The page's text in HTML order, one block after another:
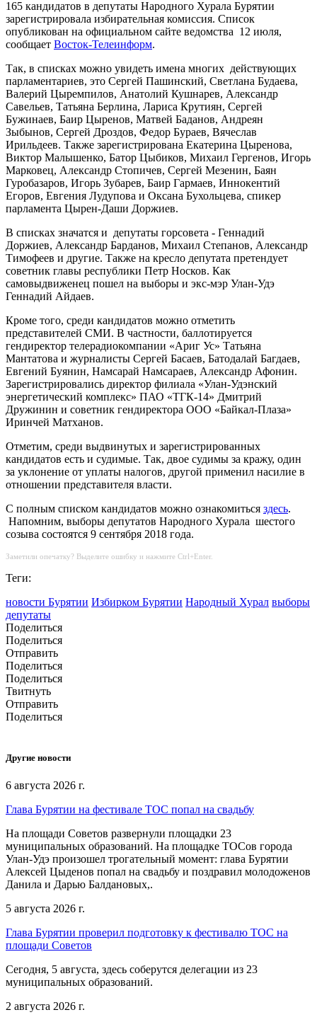
165 кандидатов в депутаты Народного Хурала Бурятии
зарегистрировала избирательная комиссия. Список
опубликован на официальном сайте ведомства 12 июля,
сообщает Восток-Телеинформ.
Так, в списках можно увидеть имена многих действующих
парламентариев, это Сергей Пашинский, Светлана Будаева,
Валерий Цыремпилов, Анатолий Кушнарев, Александр
Савельев, Татьяна Берлина, Лариса Крутиян, Сергей
Бужинаев, Баир Цыренов, Матвей Баданов, Андреян
Зыбынов, Сергей Дроздов, Федор Бураев, Вячеслав
Ирильдеев. Также зарегистрирована Екатерина Цыренова,
Виктор Малышенко, Батор Цыбиков, Михаил Гергенов, Игорь
Марковец, Александр Стопичев, Сергей Мезенин, Баян
Гуробазаров, Игорь Зубарев, Баир Гармаев, Иннокентий
Егоров, Евгения Лудупова и Оксана Бухольцева, спикер
парламента Цырен-Даши Доржиев.
В списках значатся и депутаты горсовета - Геннадий
Доржиев, Александр Барданов, Михаил Степанов, Александр
Тимофеев и другие. Также на кресло депутата претендует
советник главы республики Петр Носков. Как
самовыдвиженец пошел на выборы и экс-мэр Улан-Удэ
Геннадий Айдаев.
Кроме того, среди кандидатов можно отметить
представителей СМИ. В частности, баллотируется
гендиректор телерадиокомпании «Ариг Ус» Татьяна
Мантатова и журналисты Сергей Басаев, Батодалай Багдаев,
Евгений Буянин, Намсарай Намсараев, Александр Афонин.
Зарегистрировались директор филиала «Улан-Удэнский
энергетический комплекс» ПАО «ТГК-14» Дмитрий
Дружинин и советник гендиректора ООО «Байкал-Плаза»
Иринчей Матханов.
Отметим, среди выдвинутых и зарегистрированных
кандидатов есть и судимые. Так, двое судимы за кражу, один
за уклонение от уплаты налогов, другой применил насилие в
отношении представителя власти.
С полным списком кандидатов можно ознакомиться здесь.
Напомним, выборы депутатов Народного Хурала шестого
созыва состоятся 9 сентября 2018 года.
Заметили опечатку? Выделите ошибку и нажмите Ctrl+Enter.
Теги:
новости Бурятии Избирком Бурятии Народный Хурал выборы
депутаты
Поделиться
Поделиться
Отправить
Поделиться
Поделиться
Твитнуть
Отправить
Поделиться
Другие новости
6 августа 2026 г.
Глава Бурятии на фестивале ТОС попал на свадьбу
На площади Советов развернули площадки 23
муниципальных образований. На площадке ТОСов города
Улан-Удэ произошел трогательный момент: глава Бурятии
Алексей Цыденов попал на свадьбу и поздравил молодоженов
Данила и Дарью Балдановых,.
5 августа 2026 г.
Глава Бурятии проверил подготовку к фестивалю ТОС на
площади Советов
Сегодня, 5 августа, здесь соберутся делегации из 23
муниципальных образований.
2 августа 2026 г.